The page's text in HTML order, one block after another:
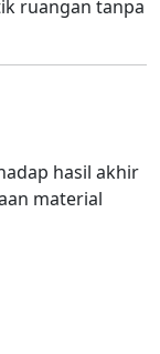
ruangan tanpa
hasil akhir
material